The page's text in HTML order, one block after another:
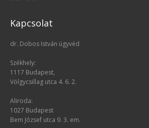
Kapcsolat
dr. Dobos István ügyvéd
Székhely:
1117 Budapest,
Völgycsillag utca 4. 6. 2.
Aliroda:
1027 Budapest
Bem József utca 9. 3. em.